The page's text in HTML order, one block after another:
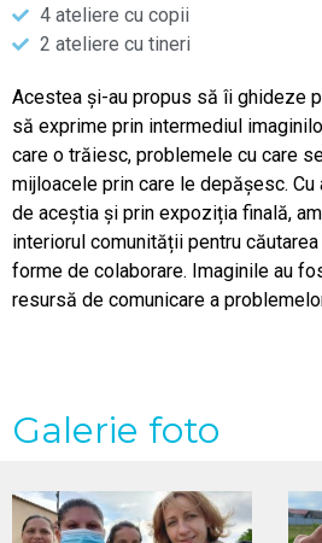
4 ateliere cu copii
2 ateliere cu tineri
Acestea și-au propus să îi ghideze
să exprime prin intermediul
care o trăiesc, problemele cu care
mijloacele prin care le depășesc.
de aceștia și prin expoziția finală,
interiorul comunității pentru
forme de colaborare. Imaginile au
resursă de comunicare a
Galerie foto